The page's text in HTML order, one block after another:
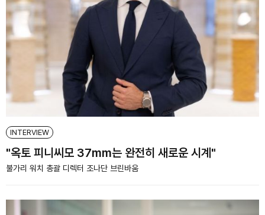
INTERVIEW
"옥토 피니씨모 37mm는 완전히 새로운 시계"
불가리 워치 총괄 디렉터 조나단 브린바움